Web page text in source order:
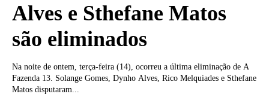
Alves e Sthefane Matos
são eliminados
Na noite de ontem, terça-feira (14), ocorreu a última eliminação de A
Fazenda 13. Solange Gomes, Dynho Alves, Rico Melquiades e Sthefane
Matos disputaram...